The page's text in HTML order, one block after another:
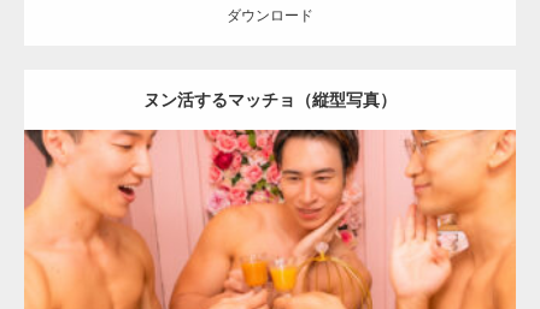
ダウンロード
ヌン活するマッチョ（縦型写真）
Update:2024.06.2
Category: 「大人の夜の別腹」とマッチョ オレンジの人
AKIHITO(細
マッチョ) SOSUKE 外資系筋肉 肩